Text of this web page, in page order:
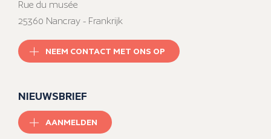
Rue du musée
25360 Nancray - Frankrijk
NEEM CONTACT MET ONS OP
NIEUWSBRIEF
AANMELDEN